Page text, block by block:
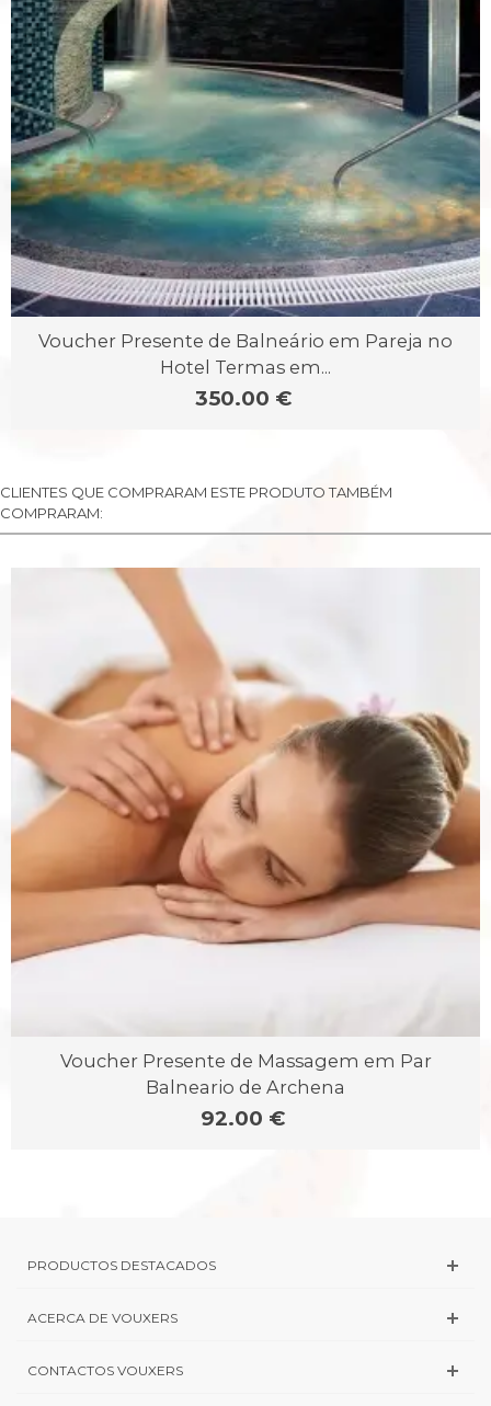
Voucher Presente de Balneário em Pareja no
Hotel Termas em...
350.00 €
CLIENTES QUE COMPRARAM ESTE PRODUTO TAMBÉM
COMPRARAM:
Voucher Presente de Massagem em Par
Balneario de Archena
92.00 €
PRODUCTOS DESTACADOS
ACERCA DE VOUXERS
CONTACTOS VOUXERS